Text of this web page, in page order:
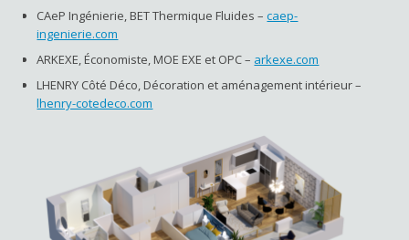
CAeP Ingénierie, BET Thermique Fluides –caep-
ingenierie.com
ARKEXE, Économiste, MOE EXE et OPC – arkexe.com
LHENRY Côté Déco, Décoration et aménagement intérieur –
lhenry-cotedeco.com